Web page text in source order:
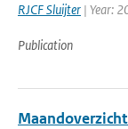
RJCF Sluijter | Year:
Publication